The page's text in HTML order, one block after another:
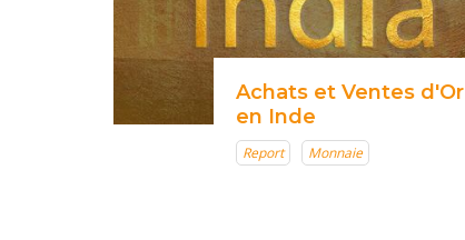
Achats et Ventes d'Or
en Inde
Report Monnaie